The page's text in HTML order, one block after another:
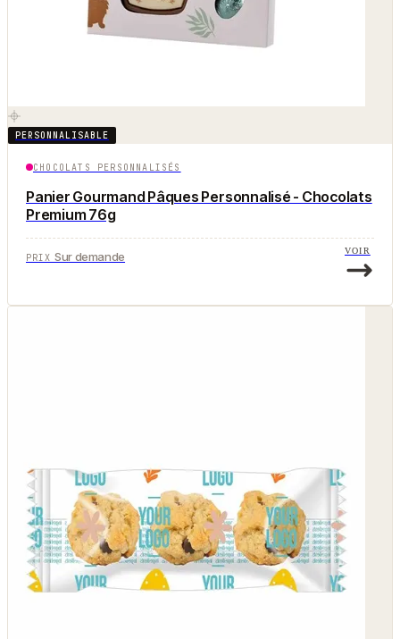
PERSONNALISABLE
CHOCOLATS PERSONNALISÉS
Panier Gourmand Pâques Personnalisé - Chocolats
Premium 76g
PRIX Sur demande VOIR